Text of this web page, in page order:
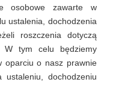
osobowe zawarte w
ustalenia, dochodzenia
roszczenia dotyczą
W tym celu będziemy
oparciu o nasz prawnie
ustaleniu, dochodzeniu